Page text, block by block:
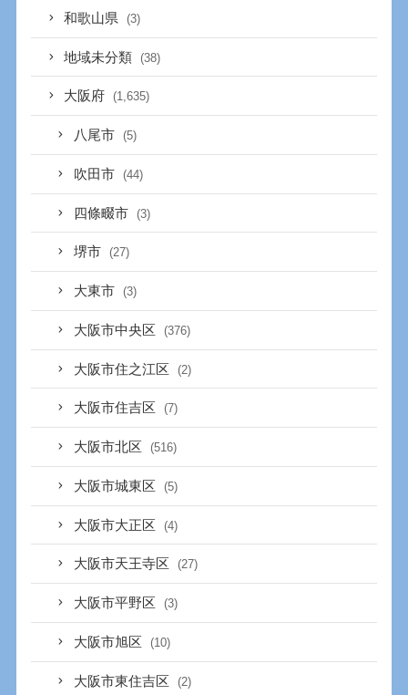
和歌山県 (3)
地域未分類 (38)
大阪府 (1,635)
八尾市 (5)
吹田市 (44)
四條畷市 (3)
堺市 (27)
大東市 (3)
大阪市中央区 (376)
大阪市住之江区 (2)
大阪市住吉区 (7)
大阪市北区 (516)
大阪市城東区 (5)
大阪市大正区 (4)
大阪市天王寺区 (27)
大阪市平野区 (3)
大阪市旭区 (10)
大阪市東住吉区 (2)